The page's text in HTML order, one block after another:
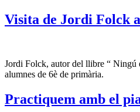
Visita de Jordi Folck
Jordi Folck, autor del llibre “ Ningú
alumnes de 6è de primària.
Practiquem amb el